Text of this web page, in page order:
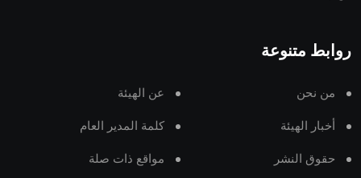
روابط متنوعة
من نحن عن الهيئة
أخبار الهيئة كلمة المدير العام
حقوق النشر مواقع ذات صلة